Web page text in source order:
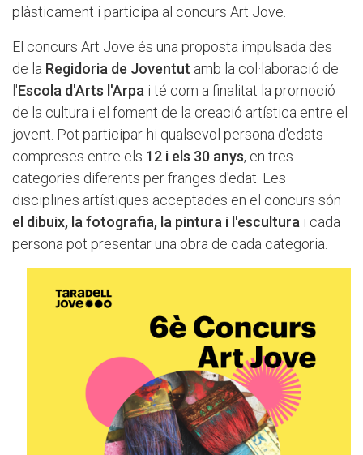
plàsticament i participa al concurs Art Jove.
El concurs Art Jove és una proposta impulsada des
de la Regidoria de Joventut amb la col·laboració de
l'Escola d'Arts l'Arpa i té com a finalitat la promoció
de la cultura i el foment de la creació artística entre el
jovent. Pot participar-hi qualsevol persona d'edats
compreses entre els 12 i els 30 anys, en tres
categories diferents per franges d'edat. Les
disciplines artístiques acceptades en el concurs són
el dibuix, la fotografia, la pintura i l'escultura i cada
persona pot presentar una obra de cada categoria.